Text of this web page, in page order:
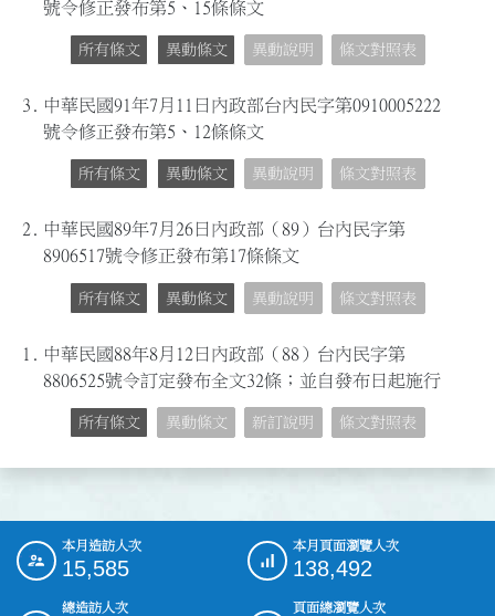
號令修正發布第5、15條條文
所有條文 異動條文 異動說明 條文對照表
3.
中華民國91年7月11日內政部台內民字第0910005222
號令修正發布第5、12條條文
所有條文 異動條文 異動說明 條文對照表
2. 中華民國89年7月26日內政部（89）台內民字第
8906517號令修正發布第17條條文
所有條文 異動條文 異動說明 條文對照表
1.
中華民國88年8月12日內政部（88）台內民字第
8806525號令訂定發布全文32條；並自發布日起施行
所有條文 異動條文 新訂說明 條文對照表
::: 本月造訪人次
15,585
本月頁面瀏覽人次
138,492
總造訪人次
頁面總瀏覽人次